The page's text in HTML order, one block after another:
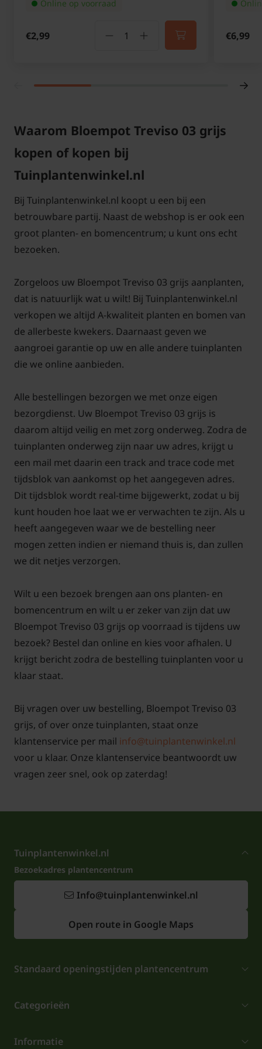
Online op voorraad
€2,99 €6,99
Waarom Bloempot Treviso 03 grijs
kopen of kopen bij
Tuinplantenwinkel.nl
Bij Tuinplantenwinkel.nl koopt u een bij een
betrouwbare partij. Naast de webshop is er ook een
groot planten- en bomencentrum; u kunt ons echt
bezoeken.
Zorgeloos uw Bloempot Treviso 03 grijs aanplanten,
dat is natuurlijk wat u wilt! Bij Tuinplantenwinkel.nl
verkopen we altijd A-kwaliteit planten en bomen van
de allerbeste kwekers. Daarnaast geven we
aangroei garantie op uw en alle andere tuinplanten
die we online aanbieden.
Alle bestellingen bezorgen we met onze eigen
bezorgdienst. Uw Bloempot Treviso 03 grijs is
daarom altijd veilig en met zorg onderweg. Zodra de
tuinplanten onderweg zijn naar uw adres, krijgt u
een mail met daarin een track and trace code met
tijdsblok van aankomst op het aangegeven adres.
Dit tijdsblok wordt real-time bijgewerkt, zodat u bij
kunt houden hoe laat we er verwachten te zijn. Als u
heeft aangegeven waar we de bestelling neer
mogen zetten indien er niemand thuis is, dan zullen
we dit netjes verzorgen.
Wilt u een bezoek brengen aan ons planten- en
bomencentrum en wilt u er zeker van zijn dat uw
Bloempot Treviso 03 grijs op voorraad is tijdens uw
bezoek? Bestel dan online en kies voor afhalen. U
krijgt bericht zodra de bestelling tuinplanten voor u
klaar staat.
Bij vragen over uw bestelling, Bloempot Treviso 03
grijs, of over onze tuinplanten, staat onze
klantenservice per mail info@tuinplantenwinkel.nl
voor u klaar. Onze klantenservice beantwoordt uw
vragen zeer snel, ook op zaterdag!
Tuinplantenwinkel.nl
Bezoekadres plantencentrum
Info@tuinplantenwinkel.nl
Open route in Google Maps
Standaard openingstijden plantencentrum
Categorieën
Informatie